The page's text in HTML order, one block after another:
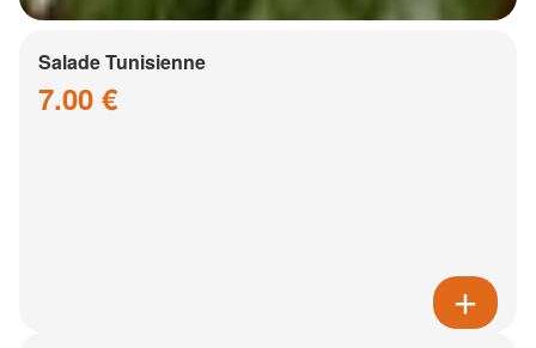
Salade Tunisienne
7.00 €